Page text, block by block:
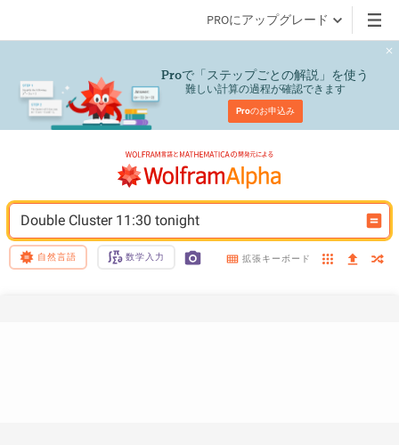
PROにアップグレード
Proで「ステップごとの解説」を使う
難しい計算の過程が確認できます
Proのお申込み
Double Cluster 11:30 tonight
自然言語 数学入力 拡張キーボード